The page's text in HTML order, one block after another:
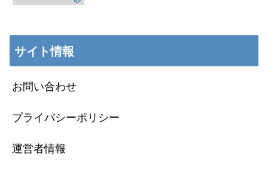
サイト情報
お問い合わせ
プライバシーポリシー
運営者情報